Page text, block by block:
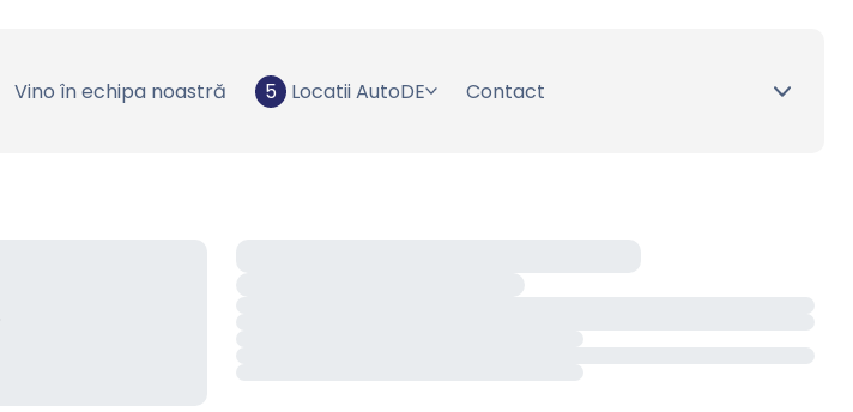
Vino în echipa noastră 5 Locatii AutoDE Contact